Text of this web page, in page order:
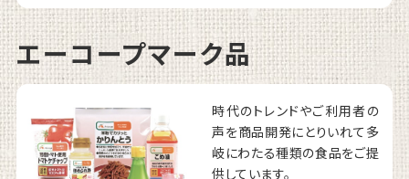
エーコープマーク品
時代のトレンドやご利用者の
声を商品開発にとりいれて多
岐にわたる種類の食品をご提
供しています。